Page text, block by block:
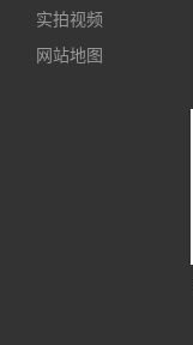
实拍视频
网站地图